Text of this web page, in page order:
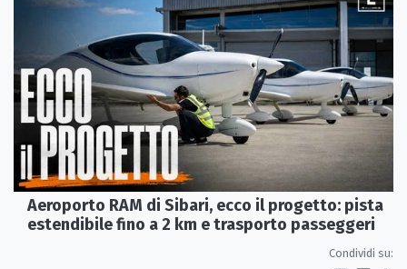
Aeroporto RAM di Sibari, ecco il progetto: pista
estendibile fino a 2 km e trasporto passeggeri
Condividi su: